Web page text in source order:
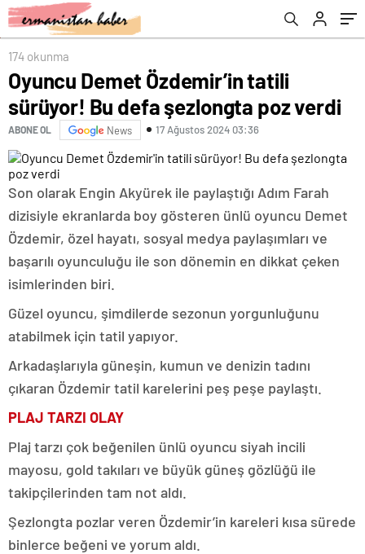
174 okunma
Oyuncu Demet Özdemir’in tatili
sürüyor! Bu defa şezlongta poz verdi
ABONE OL News 17 Ağustos 2024 03:36
Son olarak Engin Akyürek ile paylaştığı Adım Farah
dizisiyle ekranlarda boy gösteren ünlü oyuncu Demet
Özdemir, özel hayatı, sosyal medya paylaşımları ve
başarılı oyunculuğu ile son dönemin en dikkat çeken
isimlerinden biri.
Güzel oyuncu, şimdilerde sezonun yorgunluğunu
atabilmek için tatil yapıyor.
Arkadaşlarıyla güneşin, kumun ve denizin tadını
çıkaran Özdemir tatil karelerini peş peşe paylaştı.
PLAJ TARZI OLAY
Plaj tarzı çok beğenilen ünlü oyuncu siyah incili
mayosu, gold takıları ve büyük güneş gözlüğü ile
takipçilerinden tam not aldı.
Şezlongta pozlar veren Özdemir’in kareleri kısa sürede
binlerce beğeni ve yorum aldı.